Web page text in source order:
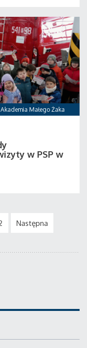
Akademia Małego Żaka
w PSP w
Następna